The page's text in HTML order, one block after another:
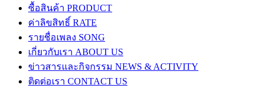
ซื้อสินค้า PRODUCT
ค่าลิขสิทธิ์ RATE
รายชื่อเพลง SONG
เกี่ยวกับเรา ABOUT US
ข่าวสารและกิจกรรม NEWS & ACTIVITY
ติดต่อเรา CONTACT US